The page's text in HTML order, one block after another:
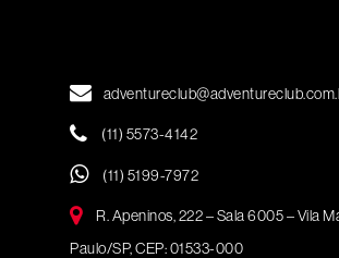
(11) 5573-4142
(11) 5199-7972
R. Apeninos, 222 – Sala 6005 – Vila
Paulo/SP, CEP: 01533-000